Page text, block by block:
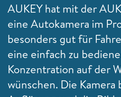
AUKEY hat mit der
eine Autokamera im
besonders gut für
eine einfach zu
Konzentration auf der
wünschen. Die